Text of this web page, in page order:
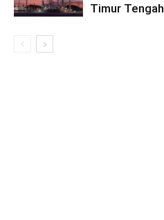
Timur Tengah